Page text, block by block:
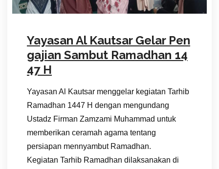
Yayasan Al Kautsar Gelar Pen
gajian Sambut Ramadhan 14
47 H
Yayasan Al Kautsar menggelar kegiatan Tarhib
Ramadhan 1447 H dengan mengundang
Ustadz Firman Zamzami Muhammad untuk
memberikan ceramah agama tentang
persiapan mennyambut Ramadhan.
Kegiatan Tarhib Ramadhan dilaksanakan di